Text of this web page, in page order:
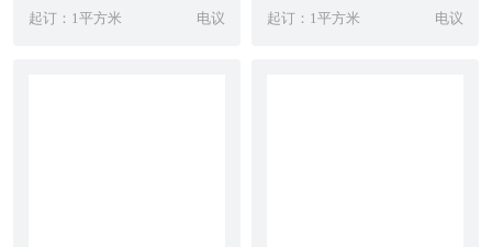
起订：1平方米 电议 起订：1平方米 电议